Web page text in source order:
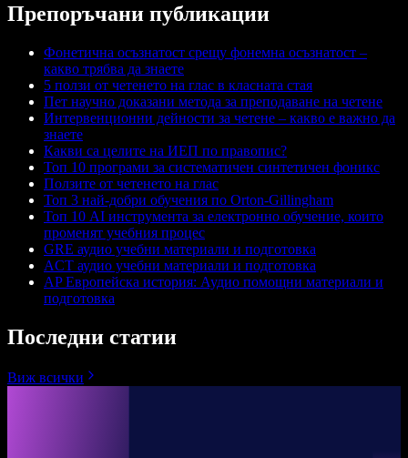
Препоръчани публикации
Фонетична осъзнатост срещу фонемна осъзнатост –
какво трябва да знаете
5 ползи от четенето на глас в класната стая
Пет научно доказани метода за преподаване на четене
Интервенционни дейности за четене – какво е важно да
знаете
Какви са целите на ИЕП по правопис?
Топ 10 програми за систематичен синтетичен фоникс
Ползите от четенето на глас
Топ 3 най-добри обучения по Orton-Gillingham
Топ 10 AI инструмента за електронно обучение, които
променят учебния процес
GRE аудио учебни материали и подготовка
ACT аудио учебни материали и подготовка
AP Европейска история: Аудио помощни материали и
подготовка
Последни статии
Виж всички